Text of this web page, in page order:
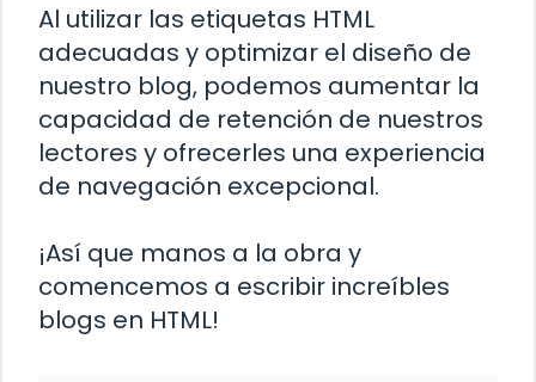
Al utilizar las etiquetas HTML
adecuadas y optimizar el diseño de
nuestro blog, podemos aumentar la
capacidad de retención de nuestros
lectores y ofrecerles una experiencia
de navegación excepcional.
¡Así que manos a la obra y
comencemos a escribir increíbles
blogs en HTML!